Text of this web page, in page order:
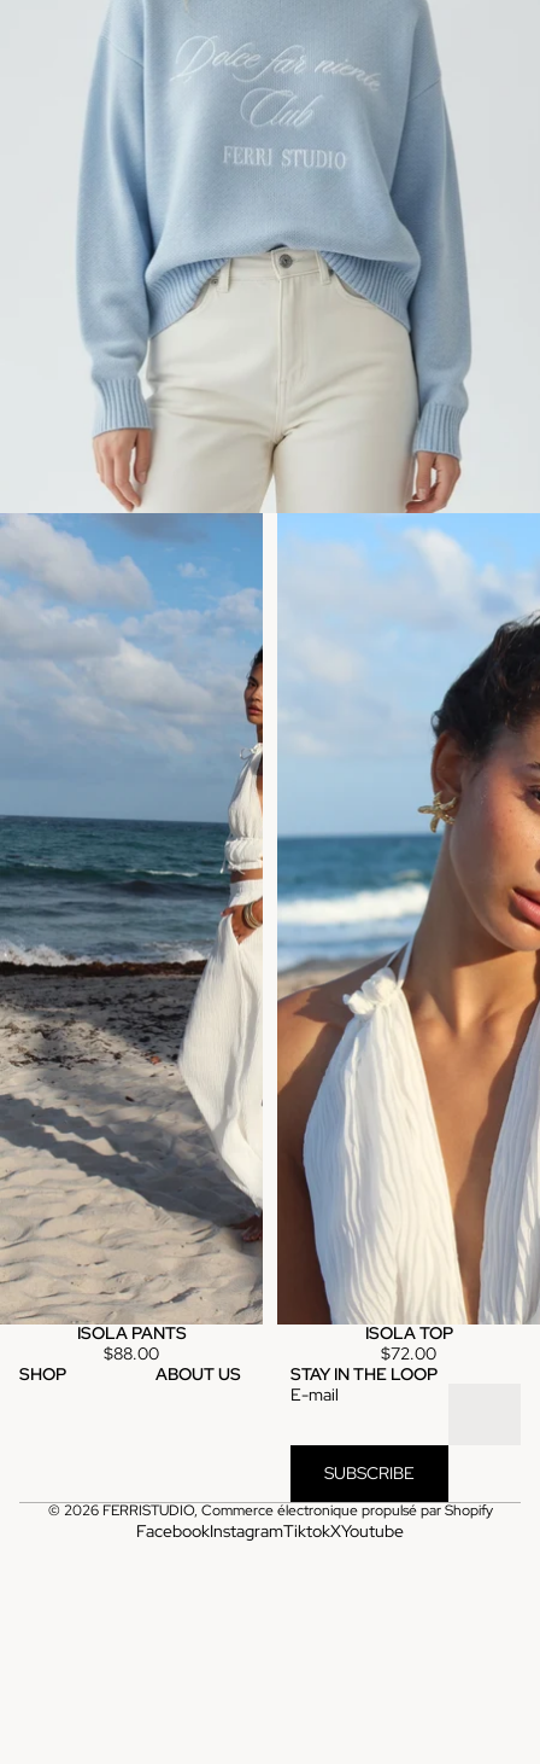
Passer à la liste des résultats
ISOLA PANTS
$88.00
ISOLA TOP
$72.00
SHOP
ABOUT US
STAY IN THE LOOP
E-mail
SUBSCRIBE
© 2026 FERRISTUDIO, Commerce électronique propulsé par Shopify
FacebookInstagramTiktokXYoutube